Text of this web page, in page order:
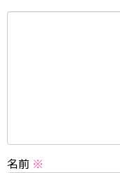
名前 ※